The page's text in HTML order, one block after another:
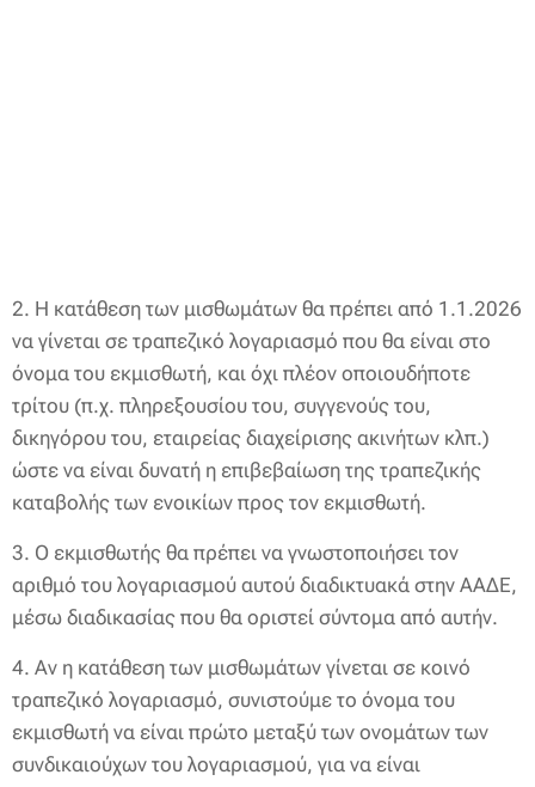
2. Η κατάθεση των μισθωμάτων θα πρέπει από 1.1.2026
να γίνεται σε τραπεζικό λογαριασμό που θα είναι στο
όνομα του εκμισθωτή, και όχι πλέον οποιουδήποτε
τρίτου (π.χ. πληρεξουσίου του, συγγενούς του,
δικηγόρου του, εταιρείας διαχείρισης ακινήτων κλπ.)
ώστε να είναι δυνατή η επιβεβαίωση της τραπεζικής
καταβολής των ενοικίων προς τον εκμισθωτή.
3. Ο εκμισθωτής θα πρέπει να γνωστοποιήσει τον
αριθμό του λογαριασμού αυτού διαδικτυακά στην ΑΑΔΕ,
μέσω διαδικασίας που θα οριστεί σύντομα από αυτήν.
4. Αν η κατάθεση των μισθωμάτων γίνεται σε κοινό
τραπεζικό λογαριασμό, συνιστούμε το όνομα του
εκμισθωτή να είναι πρώτο μεταξύ των ονομάτων των
συνδικαιούχων του λογαριασμού, για να είναι